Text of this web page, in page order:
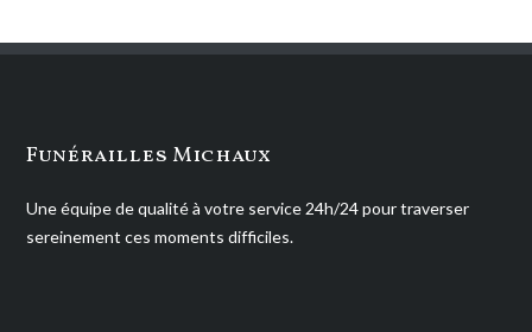
Funérailles Michaux
Une équipe de qualité à votre service 24h/24 pour traverser
sereinement ces moments difficiles.